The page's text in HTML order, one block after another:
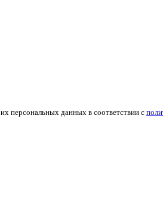
персональных данных в соответствии с